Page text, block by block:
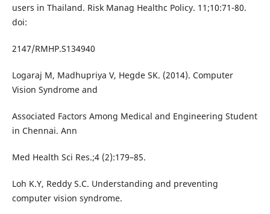
users in Thailand. Risk Manag Healthc Policy. 11;10:71-80.
doi:
2147/RMHP.S134940
Logaraj M, Madhupriya V, Hegde SK. (2014). Computer
Vision Syndrome and
Associated Factors Among Medical and Engineering Student
in Chennai. Ann
Med Health Sci Res.;4 (2):179–85.
Loh K.Y, Reddy S.C. Understanding and preventing
computer vision syndrome.